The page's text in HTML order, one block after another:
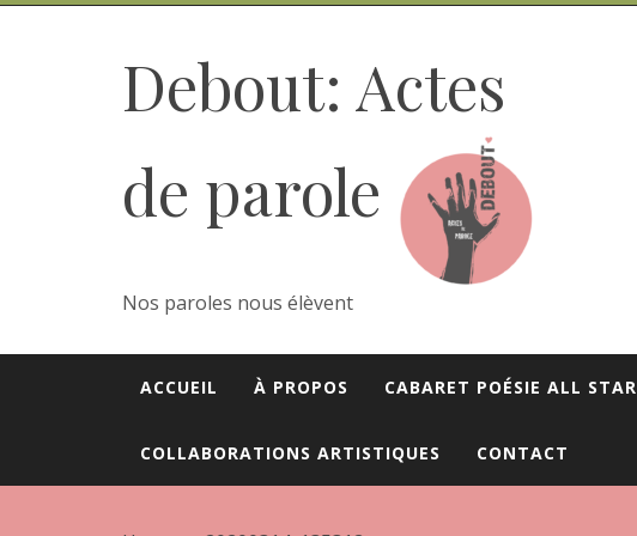
Skip
Debout: Actes
de parole
Nos paroles nous élèvent
ACCUEIL À PROPOS CABARET POÉSIE ALL STAR
COLLABORATIONS ARTISTIQUES CONTACT